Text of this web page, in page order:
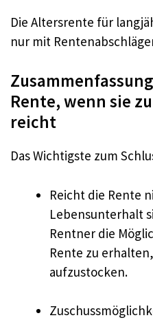
Die Altersrente für
nur mit
Rente, wenn sie
reicht
Das Wichtigste zum
Reicht die Rente
Lebensunterhalt
Rentner die
Rente zu
aufzustocken.